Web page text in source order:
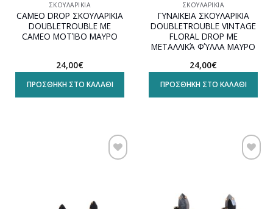
ΣΚΟΥΛΑΡΊΚΙΑ
CAMEO DROP ΣΚΟΥΛΑΡΙΚΙΑ
DOUBLETROUBLE ΜΕ
CAMEO ΜΟΤΊΒΟ ΜΑΥΡΟ
24,00€
ΠΡΟΣΘΉΚΗ ΣΤΟ ΚΑΛΆΘΙ
ΣΚΟΥΛΑΡΊΚΙΑ
ΓΥΝΑΙΚΕΙΑ ΣΚΟΥΛΑΡΙΚΙΑ
DOUBLETROUBLE VINTAGE
FLORAL DROP ΜΕ
ΜΕΤΑΛΛΙΚΆ ΦΎΛΛΑ ΜΑΥΡΟ
24,00€
ΠΡΟΣΘΉΚΗ ΣΤΟ ΚΑΛΆΘΙ
wishlist
wishlist